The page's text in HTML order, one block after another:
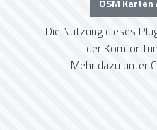
OSM
Die Nutzung dieses
der
Mehr dazu unter